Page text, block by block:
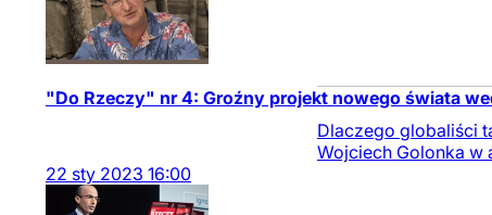
"Do Rzeczy" nr 4: Groźny projekt nowego świata
Dlaczego globaliści
Wojciech Golonka w
22 sty 2023 16:00